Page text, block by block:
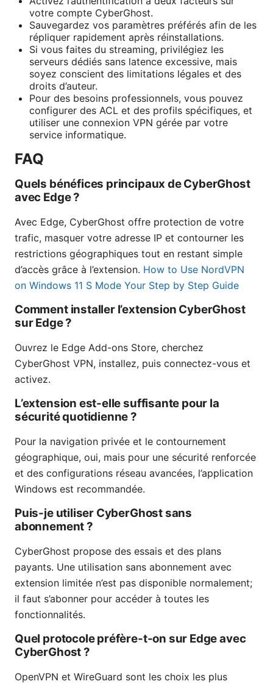
votre compte CyberGhost.
Sauvegardez vos paramètres préférés afin de les
répliquer rapidement après réinstallations.
Si vous faites du streaming, privilégiez les
serveurs dédiés sans latence excessive, mais
soyez conscient des limitations légales et des
droits d’auteur.
Pour des besoins professionnels, vous pouvez
configurer des ACL et des profils spécifiques, et
utiliser une connexion VPN gérée par votre
service informatique.
FAQ
Quels bénéfices principaux de CyberGhost
avec Edge ?
Avec Edge, CyberGhost offre protection de votre
trafic, masquer votre adresse IP et contourner les
restrictions géographiques tout en restant simple
d’accès grâce à l’extension. How to Use NordVPN
on Windows 11 S Mode Your Step by Step Guide
Comment installer l’extension CyberGhost
sur Edge ?
Ouvrez le Edge Add-ons Store, cherchez
CyberGhost VPN, installez, puis connectez-vous et
activez.
L’extension est-elle suffisante pour la
sécurité quotidienne ?
Pour la navigation privée et le contournement
géographique, oui, mais pour une sécurité renforcée
et des configurations réseau avancées, l’application
Windows est recommandée.
Puis-je utiliser CyberGhost sans
abonnement ?
CyberGhost propose des essais et des plans
payants. Une utilisation sans abonnement avec
extension limitée n’est pas disponible normalement;
il faut s’abonner pour accéder à toutes les
fonctionnalités.
Quel protocole préfère-t-on sur Edge avec
CyberGhost ?
OpenVPN et WireGuard sont les choix les plus